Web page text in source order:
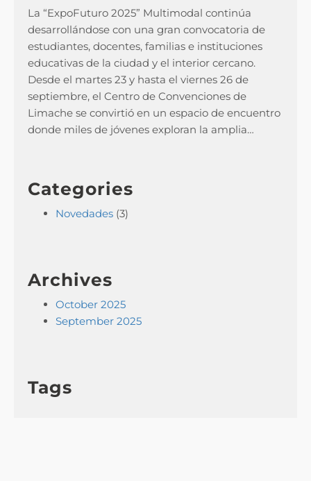
La “ExpoFuturo 2025” Multimodal continúa
desarrollándose con una gran convocatoria de
estudiantes, docentes, familias e instituciones
educativas de la ciudad y el interior cercano.
Desde el martes 23 y hasta el viernes 26 de
septiembre, el Centro de Convenciones de
Limache se convirtió en un espacio de encuentro
donde miles de jóvenes exploran la amplia…
Categories
Novedades (3)
Archives
October 2025
September 2025
Tags